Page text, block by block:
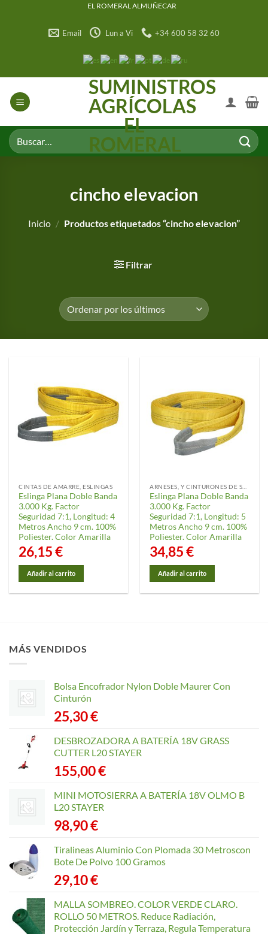
EL ROMERAL ALMUÑECAR
Email Lun a Vi +34 600 58 32 60
SUMINISTROS
AGRÍCOLAS
EL
ROMERAL
Buscar
por:
cincho elevacion
Inicio / Productos etiquetados “cincho elevacion”
Filtrar
CINTAS DE AMARRE, ESLINGAS
Eslinga Plana Doble Banda
3.000 Kg. Factor
Seguridad 7:1, Longitud: 4
Metros Ancho 9 cm. 100%
Poliester. Color Amarilla
26,15€
Añadir al carrito
Eslinga Plana Doble Banda
3.000 Kg. Factor
Seguridad 7:1, Longitud: 5
Metros Ancho 9 cm. 100%
Poliester. Color Amarilla
34,85€
Añadir al carrito
MÁS VENDIDOS
Bolsa Encofrador Nylon Doble Maurer Con
Cinturón
25,30€
DESBROZADORA A BATERÍA 18V GRASS
CUTTER L20 STAYER
155,00€
MINI MOTOSIERRA A BATERÍA 18V OLMO B
L20 STAYER
98,90€
Tiralineas Aluminio Con Plomada 30 Metroscon
Bote De Polvo 100 Gramos
29,10€
MALLA SOMBREO. COLOR VERDE CLARO.
ROLLO 50 METROS. Reduce Radiación,
Protección Jardín y Terraza, Regula Temperatura